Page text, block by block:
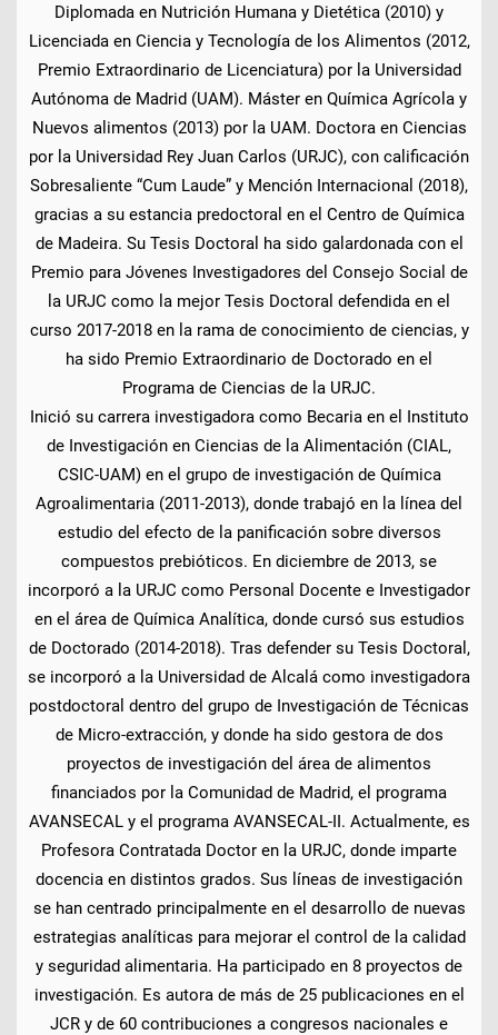
Diplomada en Nutrición Humana y Dietética (2010) y
Licenciada en Ciencia y Tecnología de los Alimentos (2012,
Premio Extraordinario de Licenciatura) por la Universidad
Autónoma de Madrid (UAM). Máster en Química Agrícola y
Nuevos alimentos (2013) por la UAM. Doctora en Ciencias
por la Universidad Rey Juan Carlos (URJC), con calificación
Sobresaliente “Cum Laude” y Mención Internacional (2018),
gracias a su estancia predoctoral en el Centro de Química
de Madeira. Su Tesis Doctoral ha sido galardonada con el
Premio para Jóvenes Investigadores del Consejo Social de
la URJC como la mejor Tesis Doctoral defendida en el
curso 2017-2018 en la rama de conocimiento de ciencias, y
ha sido Premio Extraordinario de Doctorado en el
Programa de Ciencias de la URJC.
Inició su carrera investigadora como Becaria en el Instituto
de Investigación en Ciencias de la Alimentación (CIAL,
CSIC-UAM) en el grupo de investigación de Química
Agroalimentaria (2011-2013), donde trabajó en la línea del
estudio del efecto de la panificación sobre diversos
compuestos prebióticos. En diciembre de 2013, se
incorporó a la URJC como Personal Docente e Investigador
en el área de Química Analítica, donde cursó sus estudios
de Doctorado (2014-2018). Tras defender su Tesis Doctoral,
se incorporó a la Universidad de Alcalá como investigadora
postdoctoral dentro del grupo de Investigación de Técnicas
de Micro-extracción, y donde ha sido gestora de dos
proyectos de investigación del área de alimentos
financiados por la Comunidad de Madrid, el programa
AVANSECAL y el programa AVANSECAL-II. Actualmente, es
Profesora Contratada Doctor en la URJC, donde imparte
docencia en distintos grados. Sus líneas de investigación
se han centrado principalmente en el desarrollo de nuevas
estrategias analíticas para mejorar el control de la calidad
y seguridad alimentaria. Ha participado en 8 proyectos de
investigación. Es autora de más de 25 publicaciones en el
JCR y de 60 contribuciones a congresos nacionales e